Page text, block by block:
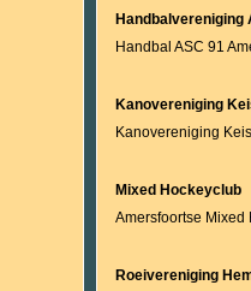
Handbalvereniging
Handbal ASC 91
Kanovereniging
Kanovereniging
Mixed Hockeyclub
Amersfoortse Mixed
Roeivereniging